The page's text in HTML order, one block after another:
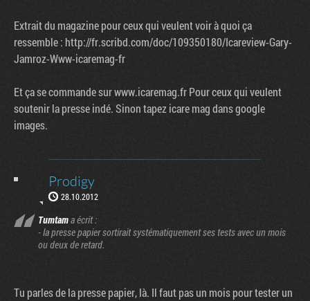
Extrait du magazine pour ceux qui veulent voir à quoi ça
ressemble : http://fr.scribd.com/doc/109350180/Icareview-Gary-
Jamroz-Www-icaremag-fr
Et ça se commande sur www.icaremag.fr Pour ceux qui veulent
soutenir la presse indé. Sinon tapez icare mag dans google
images.
Prodigy
28.10.2012
Tumtama écrit :
- la presse papier sortirait systématiquement ses tests avec un mois
ou deux de retard.
Tu parles de la presse papier, là. Il faut pas un mois pour tester un